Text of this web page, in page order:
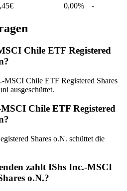
€ 0,00% -
Chile ETF Registered
Chile ETF Registered Shares
ausgeschüttet.
Chile ETF Registered
Shares o.N. schüttet die
zahlt IShs Inc.-MSCI
o.N.?